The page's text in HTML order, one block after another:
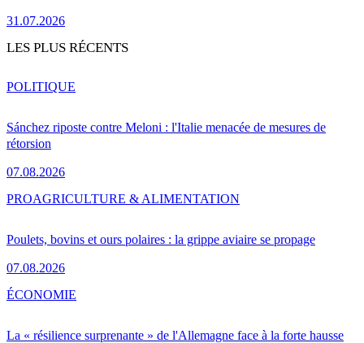
31.07.2026
LES PLUS RÉCENTS
Sánchez riposte contre Meloni : l'Italie menacée de mesures de
rétorsion
07.08.2026
POLITIQUE
Poulets, bovins et ours polaires : la grippe aviaire se propage
07.08.2026
PROAGRICULTURE & ALIMENTATION
La « résilience surprenante » de l'Allemagne face à la forte hausse
ÉCONOMIE